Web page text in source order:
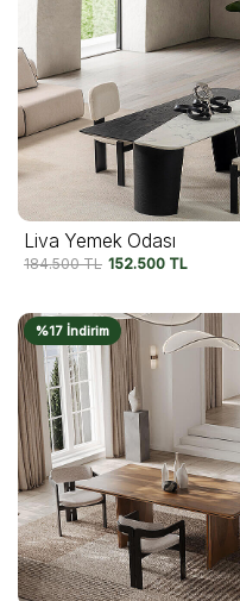
Liva Yemek Odası
184.500TL 152.500 TL
%17 İndirim